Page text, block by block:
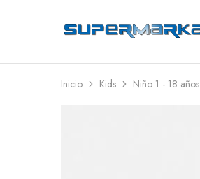
SuperMarkas
Ropa
Envío
gratis*
Inicio Kids Niño 1 - 18 años